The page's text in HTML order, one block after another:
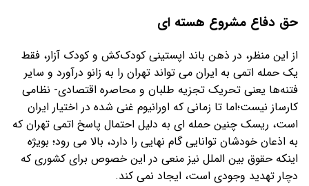
حق دفاع مشروع هسته ای
از این منظر، در ذهن باند اپستینی کودک‌کش و کودک آزار، فقط
یک حمله اتمی به ایران می تواند تهران را به زانو درآورد و سایر
فتنه‌ها یعنی تحریک تجزیه طلبان و محاصره اقتصادی- نظامی
کارساز نیست؛اما تا زمانی که اورانیوم غنی شده در اختیار ایران
است، ریسک چنین حمله ای به دلیل احتمال پاسخ اتمی تهران که
به اذعان خودشان توانایی گام نهایی را دارد، بالا می رود؛ بویژه
اینکه حقوق بین الملل نیز منعی در این خصوص برای کشوری که
دچار تهدید وجودی است، ایجاد نمی کند.